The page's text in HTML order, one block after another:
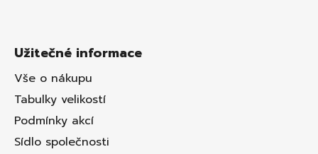
Užitečné informace
Vše o nákupu
Tabulky velikostí
Podmínky akcí
Sídlo společnosti